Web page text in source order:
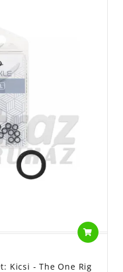
Kicsi - The One Rig